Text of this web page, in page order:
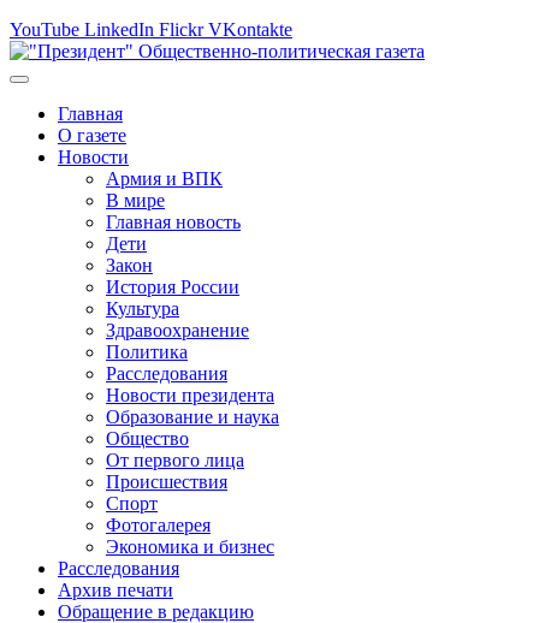
YouTube LinkedIn Flickr VKontakte
Главная
О газете
Новости
Армия и ВПК
В мире
Главная новость
Дети
Закон
История России
Культура
Здравоохранение
Политика
Расследования
Новости президента
Образование и наука
Общество
От первого лица
Происшествия
Спорт
Фотогалерея
Экономика и бизнес
Расследования
Архив печати
Обращение в редакцию